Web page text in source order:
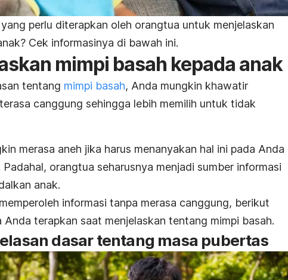
perlu diterapkan oleh orangtua untuk menjelaskan
? Cek informasinya di bawah ini.
mimpi basah kepada anak
tentang mimpi basah, Anda mungkin khawatir
canggung sehingga lebih memilih untuk tidak
merasa aneh jika harus menanyakan hal ini pada Anda
Padahal, orangtua seharusnya menjadi sumber informasi
anak.
informasi tanpa merasa canggung, berikut
terapkan saat menjelaskan tentang mimpi basah.
dasar tentang masa pubertas